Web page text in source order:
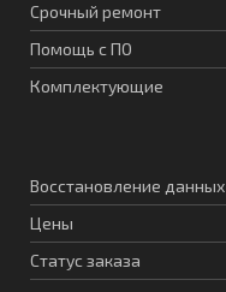
Срочный ремонт
Помощь с ПО
Комплектующие
Восстановление данных
Цены
Статус заказа